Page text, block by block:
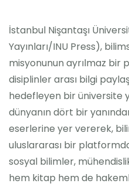
İstanbul Nişantaşı
Yayınları/INU Press),
misyonunun ayrılmaz bir
disiplinler arası bilgi
hedefleyen bir üniversite
dünyanın dört bir
eserlerine yer vererek,
uluslararası bir
sosyal bilimler,
hem kitap hem de